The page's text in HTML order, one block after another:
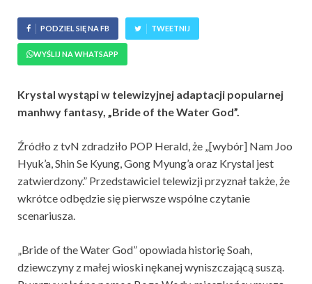
PODZIEL SIĘ NA FB TWEETNIJ
WYŚLIJ NA WHATSAPP
Krystal wystąpi w telewizyjnej adaptacji popularnej
manhwy fantasy, „Bride of the Water God”.
Źródło z tvN zdradziło POP Herald, że „[wybór] Nam Joo
Hyuk’a, Shin Se Kyung, Gong Myung’a oraz Krystal jest
zatwierdzony.” Przedstawiciel telewizji przyznał także, że
wkrótce odbędzie się pierwsze wspólne czytanie
scenariusza.
„Bride of the Water God” opowiada historię Soah,
dziewczyny z małej wioski nękanej wyniszczającą suszą.